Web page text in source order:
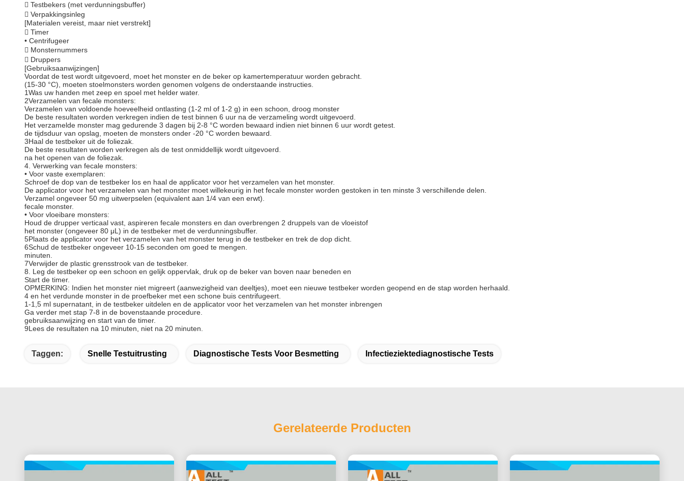
 Testbekers (met verdunningsbuffer)
 Verpakkingsinleg
[Materialen vereist, maar niet verstrekt]
 Timer
• Centrifugeer
 Monsternummers
 Druppers
[Gebruiksaanwijzingen]
Voordat de test wordt uitgevoerd, moet het monster en de beker op kamertemperatuur worden gebracht.
(15-30 °C), moeten stoelmonsters worden genomen volgens de onderstaande instructies.
1Was uw handen met zeep en spoel met helder water.
2Verzamelen van fecale monsters:
Verzamelen van voldoende hoeveelheid ontlasting (1-2 ml of 1-2 g) in een schoon, droog monster
De beste resultaten worden verkregen indien de test binnen 6 uur na de verzameling wordt uitgevoerd.
Het verzamelde monster mag gedurende 3 dagen bij 2-8 °C worden bewaard indien niet binnen 6 uur wordt getest.
de tijdsduur van opslag, moeten de monsters onder -20 °C worden bewaard.
3Haal de testbeker uit de foliezak.
De beste resultaten worden verkregen als de test onmiddellijk wordt uitgevoerd.
na het openen van de foliezak.
4. Verwerking van fecale monsters:
• Voor vaste exemplaren:
Schroef de dop van de testbeker los en haal de applicator voor het verzamelen van het monster.
De applicator voor het verzamelen van het monster moet willekeurig in het fecale monster worden gestoken in ten minste 3 verschillende delen.
Verzamel ongeveer 50 mg uitwerpselen (equivalent aan 1/4 van een erwt).
fecale monster.
• Voor vloeibare monsters:
Houd de drupper verticaal vast, aspireren fecale monsters en dan overbrengen 2 druppels van de vloeistof
het monster (ongeveer 80 μL) in de testbeker met de verdunningsbuffer.
5Plaats de applicator voor het verzamelen van het monster terug in de testbeker en trek de dop dicht.
6Schud de testbeker ongeveer 10-15 seconden om goed te mengen.
minuten.
7Verwijder de plastic grensstrook van de testbeker.
8. Leg de testbeker op een schoon en gelijk oppervlak, druk op de beker van boven naar beneden en
Start de timer.
OPMERKING: Indien het monster niet migreert (aanwezigheid van deeltjes), moet een nieuwe testbeker worden geopend en de stap worden herhaald.
4 en het verdunde monster in de proefbeker met een schone buis centrifugeert.
1-1,5 ml supernatant, in de testbeker uitdelen en de applicator voor het verzamelen van het monster inbrengen
Ga verder met stap 7-8 in de bovenstaande procedure.
gebruiksaanwijzing en start van de timer.
9Lees de resultaten na 10 minuten, niet na 20 minuten.
Taggen: Snelle Testuitrusting Diagnostische Tests Voor Besmetting Infectieziektediagnostische Tests
Gerelateerde Producten